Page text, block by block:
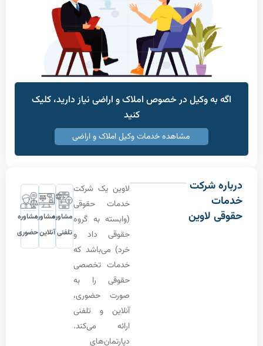
به وکیل در خصوص املاک و اراضی نیاز دارید، کلیک
مشاهده خدمات وکیل املاک و اراضی
شرکت
لاوین
لاوین یک شرکت
خدمات حقوقی
(وابسته به گروه
حقوقی داد و
خرد) می‌باشد که
خدمات تخصصی
حقوقی را به
صورت حضوری،
آنلاین و تلفنی
ارائه می‌کند.
مشاوره
تلفنی
مشاوره
آنلاین
مشاوره
حضوری